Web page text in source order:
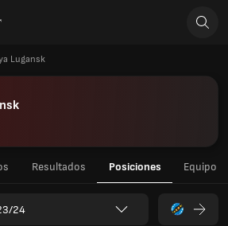
Lugansk
Resultados Posiciones Equipo
24